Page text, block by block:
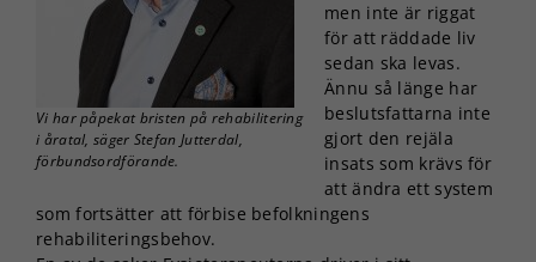
Vi har påpekat bristen på rehabilitering
i åratal, säger Stefan Jutterdal,
förbundsordförande.
men inte är riggat
för att räddade liv
sedan ska levas.
Ännu så länge har
beslutsfattarna inte
gjort den rejäla
insats som krävs för
att ändra ett system
som fortsätter att förbise befolkningens
rehabiliteringsbehov.